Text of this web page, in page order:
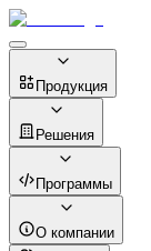
Продукция
Решения
Программы
О компании